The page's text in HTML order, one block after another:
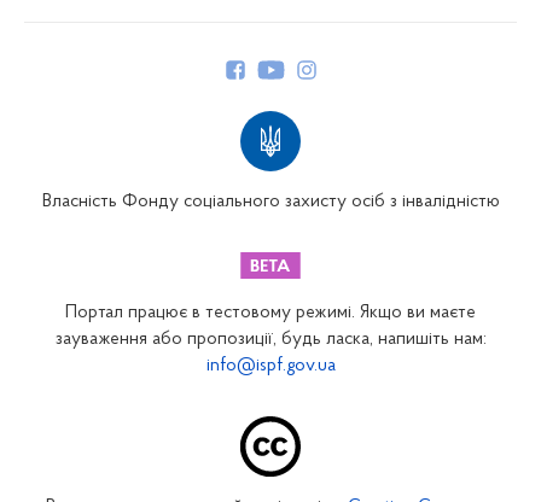
Закарпатське відділення
Запорізьке відділення
Власність Фонду соціального захисту осіб з інвалідністю
Портал працює в тестовому режимі. Якщо ви маєте
зауваження або пропозиції, будь ласка, напишіть нам:
info@ispf.gov.ua